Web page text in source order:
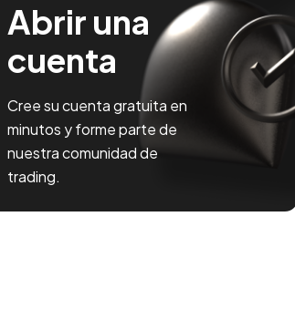
Abrir una
cuenta
Cree su cuenta gratuita en
minutos y forme parte de
nuestra comunidad de
trading.